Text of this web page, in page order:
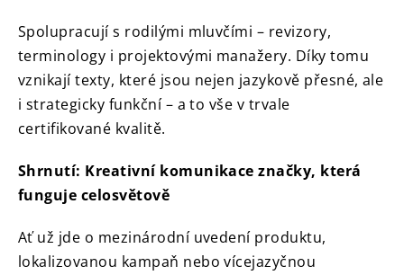
Spolupracují s rodilými mluvčími – revizory,
terminology i projektovými manažery. Díky tomu
vznikají texty, které jsou nejen jazykově přesné, ale
i strategicky funkční – a to vše v trvale
certifikované kvalitě.
Shrnutí: Kreativní komunikace značky, která
funguje celosvětově
Ať už jde o mezinárodní uvedení produktu,
lokalizovanou kampaň nebo vícejazyčnou